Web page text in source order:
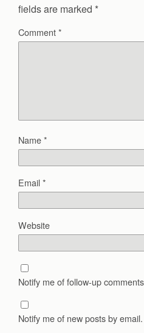
fields are marked *
Comment*
Name*
Email*
Website
Notify me of follow-up
Notify me of new posts by email.